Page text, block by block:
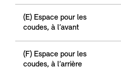
(E) Espace pour les
coudes, à l’avant
(F) Espace pour les
coudes, à l’arrière